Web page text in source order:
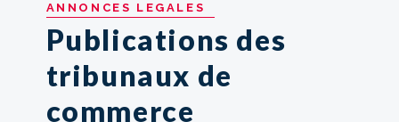
ANNONCES LEGALES
Publications des
tribunaux de
commerce